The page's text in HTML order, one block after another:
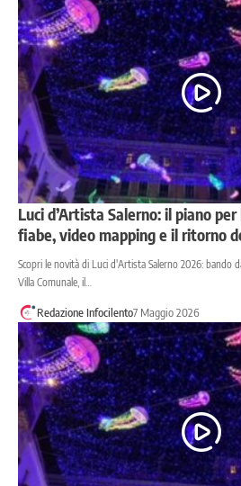
Luci d’Artista Salerno: il piano
fiabe, video mapping e il ritorno
Scopri le novità di Luci d'Artista Salerno 2026: bando
Villa Comunale, il…
Redazione Infocilento7 Maggio 2026